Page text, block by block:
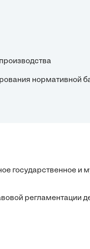
нормативной
государственное и
регламентации